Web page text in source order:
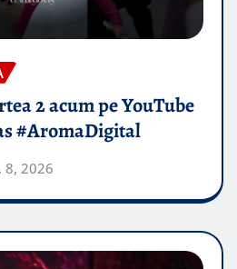
2 acum pe YouTube
#AromaDigital
8, 2026